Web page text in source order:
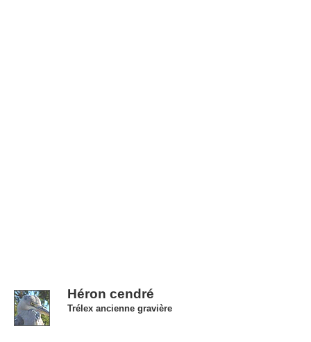
Héron cendré
Trélex ancienne gravière